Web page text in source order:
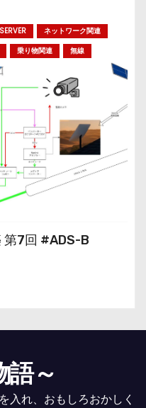
SERVER
ネットワーク関連
乗り物関連 無線
第7回 #ADS-B
語～
入れ、おもしろおかしく